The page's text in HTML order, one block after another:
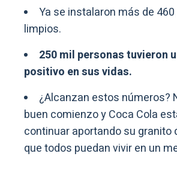
Ya se instalaron más de
limpios.
250 mil personas tuvieron
positivo en sus vidas.
¿Alcanzan estos números?
buen comienzo y Coca Cola
continuar aportando su granito
que todos puedan vivir en un